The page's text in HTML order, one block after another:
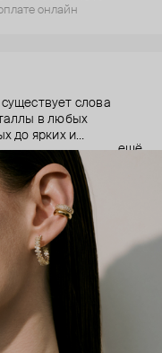
онлайн
слова
в любых
до ярких и
главным элементом
которой
чтобы все успеть, и
поменяв серьги,
ещё